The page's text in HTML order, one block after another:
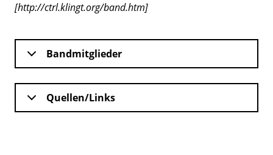
[http://ctrl.klingt.org/band.htm]
Bandmitglieder
Quellen/Links